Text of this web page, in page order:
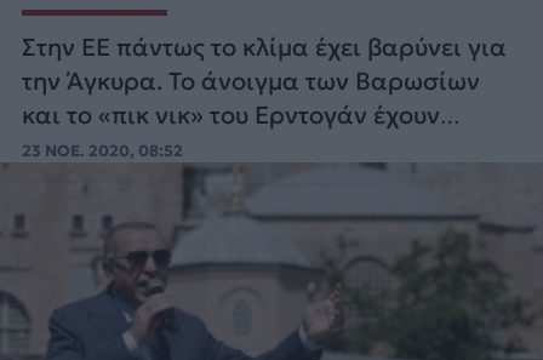
Στην ΕΕ πάντως το κλίμα έχει βαρύνει για
την Άγκυρα. Το άνοιγμα των Βαρωσίων
και το «πικ νικ» του Ερντογάν έχουν
ενοχλήσει Βερολίνο και Παρίσι.
23 ΝΟΕ. 2020, 08:52